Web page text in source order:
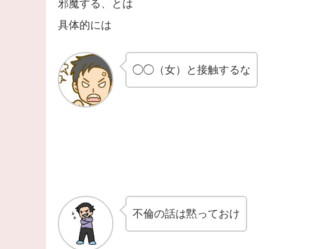
邪魔する、とは
具体的には
◯◯（女）と接触するな
不倫の話は黙っておけ